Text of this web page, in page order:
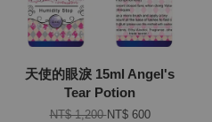
天使的眼淚 15ml Angel's
Tear Potion
NT$ 1,200NT$ 600